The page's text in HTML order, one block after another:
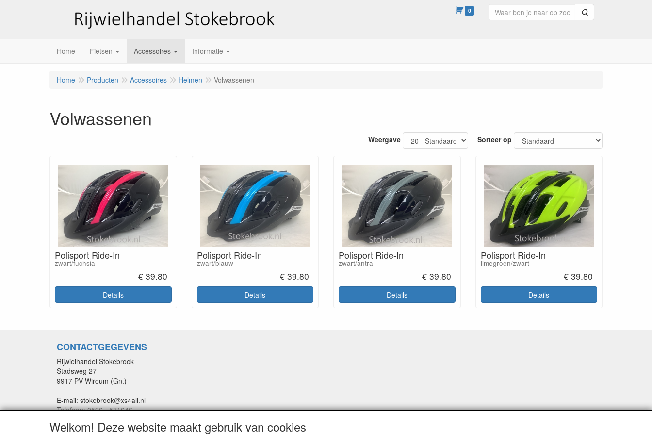
0 Zoeken
Home Fietsen Accessoires Informatie
Home Producten Accessoires Helmen Volwassenen
Volwassenen
Weergave Sorteer op
Polisport Ride-In
zwart/fuchsia
€ 39.80
Details
Polisport Ride-In
zwart/blauw
€ 39.80
Details
Polisport Ride-In
zwart/antra
€ 39.80
Details
Polisport Ride-In
limegroen/zwart
€ 39.80
Details
CONTACTGEGEVENS
Rijwielhandel Stokebrook
Stadsweg 27
9917 PV Wirdum (Gn.)
E-mail: stokebrook@xs4all.nl
Telefoon: 0596 - 571646
Welkom! Deze website maakt gebruik van cookies